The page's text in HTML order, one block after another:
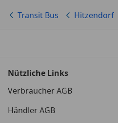
Transit Bus Hitzendorf
Nützliche Links
Verbraucher AGB
Händler AGB